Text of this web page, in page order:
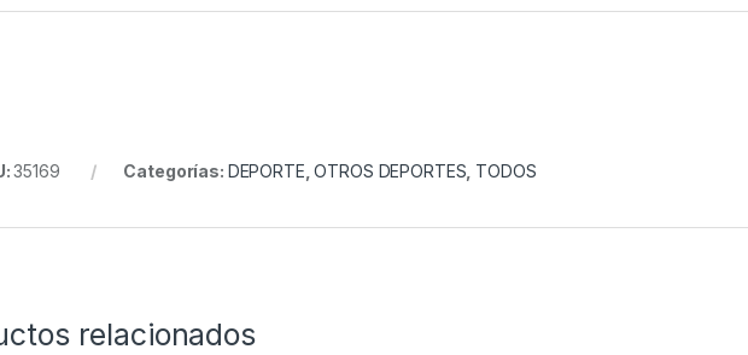
35169 Categorías: DEPORTE,OTROS DEPORTES, TODOS
relacionados